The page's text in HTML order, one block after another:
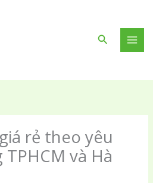
Tìm
kiếm
rẻ theo yêu
và Hà